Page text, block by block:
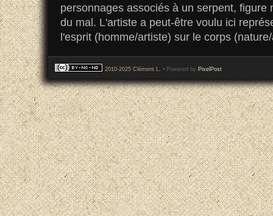
personnages associés à un serpent, figure
du mal. L'artiste a peut-être voulu ici
l'esprit (homme/artiste) sur le corps
2010-2025 Clément L. • Powered by PixelPost